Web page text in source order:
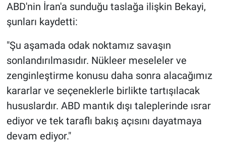
ABD'nin İran'a sunduğu taslağa ilişkin Bekayi,
şunları kaydetti:
"Şu aşamada odak noktamız savaşın
sonlandırılmasıdır. Nükleer meseleler ve
zenginleştirme konusu daha sonra alacağımız
kararlar ve seçeneklerle birlikte tartışılacak
hususlardır. ABD mantık dışı taleplerinde ısrar
ediyor ve tek taraflı bakış açısını dayatmaya
devam ediyor."